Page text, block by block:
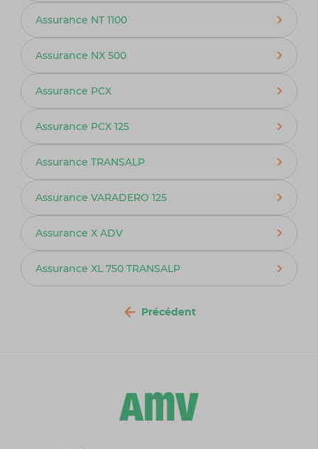
Assurance NT 1100
Assurance NX 500
Assurance PCX
Assurance PCX 125
Assurance TRANSALP
Assurance VARADERO 125
Assurance X ADV
Assurance XL 750 TRANSALP
Précédent